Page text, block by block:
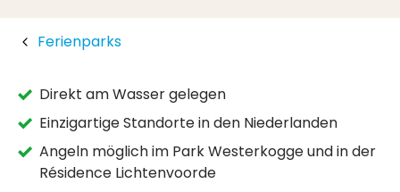
Ferienparks
Direkt am Wasser gelegen
Einzigartige Standorte in den Niederlanden
Angeln möglich im Park Westerkogge und in der
Résidence Lichtenvoorde